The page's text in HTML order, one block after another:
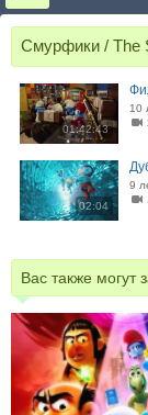
Смурфики / The
01:42:43
10
02:04
9
Вас также могут